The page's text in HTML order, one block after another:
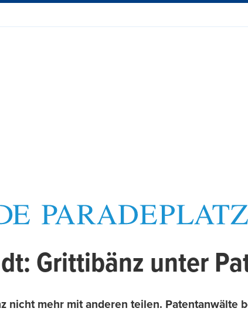
Grittibänz unter
nicht mehr mit anderen teilen. Patentanwälte